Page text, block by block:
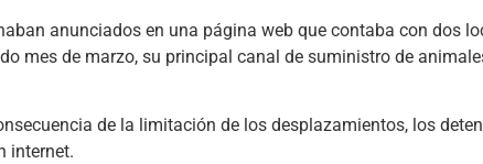
anunciados en una página web que contaba con dos
mes de marzo, su principal canal de suministro de
de la limitación de los desplazamientos, los
internet.